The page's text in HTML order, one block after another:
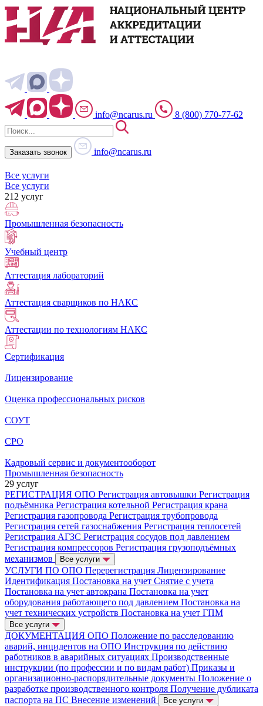
info@ncarus.ru 8 (800) 770-77-62
Заказать звонок info@ncarus.ru
Все услуги
Все услуги
212 услуг
Промышленная безопасность
Учебный центр
Аттестация лабораторий
Аттестация сварщиков по НАКС
Аттестации по технологиям НАКС
Сертификация
Лицензирование
Оценка профессиональных рисков
СОУТ
СРО
Кадровый сервис и документооборот
Промышленная безопасность
29 услуг
РЕГИСТРАЦИЯ ОПО Регистрация автовышки Регистрация
подъёмника Регистрация котельной Регистрация крана
Регистрация газопровода Регистрация трубопровода
Регистрация сетей газоснабжения Регистрация теплосетей
Регистрация АГЗС Регистрация сосудов под давлением
Регистрация компрессоров Регистрация грузоподъёмных
механизмов
Все услуги
УСЛУГИ ПО ОПО Перерегистрация Лицензирование
Идентификация Постановка на учет Снятие с учета
Постановка на учет автокрана Постановка на учет
оборудования работающего под давлением Постановка на
учет технических устройств Постановка на учет ГПМ
Все услуги
ДОКУМЕНТАЦИЯ ОПО Положение по расследованию
аварий, инцидентов на ОПО Инструкция по действию
работников в аварийных ситуациях Производственные
инструкции (по профессии и по видам работ) Приказы и
организационно-распорядительные документы Положение о
разработке производственного контроля Получение дубликата
паспорта на ПС Внесение изменений Все услуги